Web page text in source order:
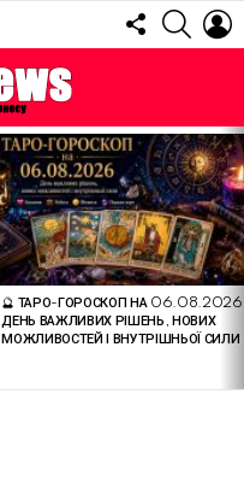
FOLLOW
US
🔮 ТАРО-ГОРОСКОП НА
ДЕНЬ ВАЖЛИВИХ РІШЕНЬ, НОВИХ
МОЖЛИВОСТЕЙ І ВНУТРІШНЬОЇ СИЛИ